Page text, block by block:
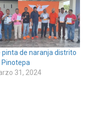
pinta de naranja distrito
Pinotepa
31, 2024